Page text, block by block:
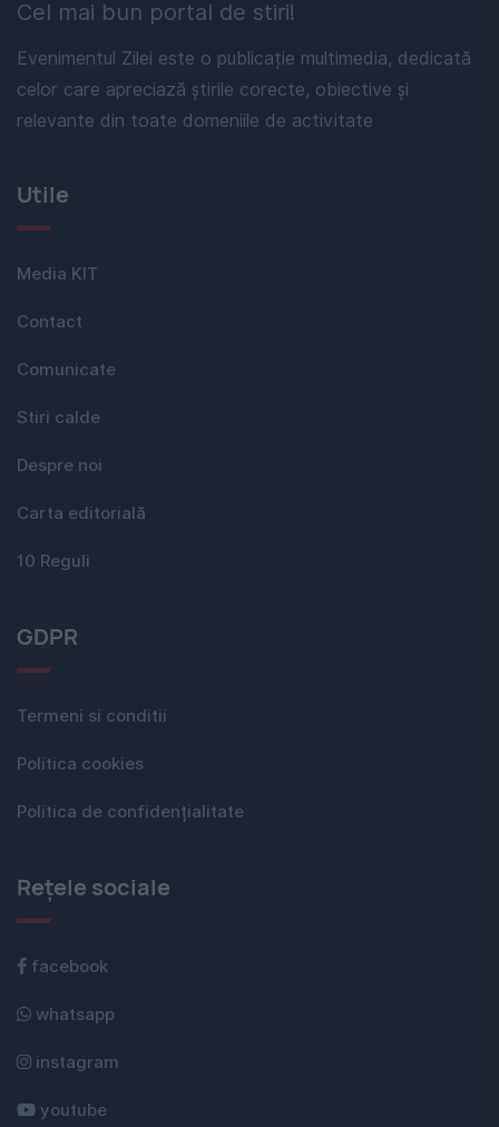
Cel mai bun portal de stiri!
Evenimentul Zilei este o publicație multimedia, dedicată
celor care apreciază știrile corecte, obiective și
relevante din toate domeniile de activitate
Utile
Media KIT
Contact
Comunicate
Stiri calde
Despre noi
Carta editorială
10 Reguli
GDPR
Termeni si conditii
Politica cookies
Politica de confidențialitate
Rețele sociale
facebook
whatsapp
instagram
youtube